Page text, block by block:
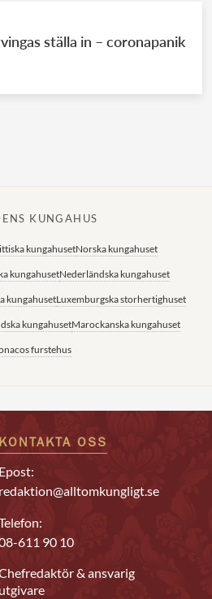
ställa in – coronapanik
KUNGAHUS
kungahusetNorska kungahuset
kungahusetNederländska kungahuset
kungahusetLuxemburgska storhertighuset
kungahusetMarockanska kungahuset
furstehus
KONTAKTA OSS
Epost:
redaktion@alltomkungligt.se
611 90 10
& ansvarig
utgivare